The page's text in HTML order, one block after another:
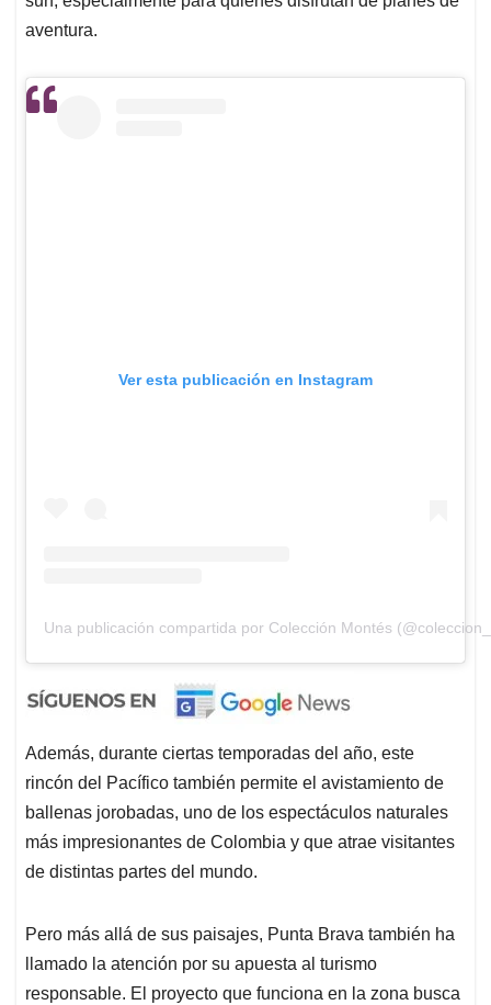
aventura.
Ver esta publicación en Instagram
Una publicación compartida por Colección Montés
Además, durante ciertas temporadas del año, este
rincón del Pacífico también permite el avistamiento de
ballenas jorobadas, uno de los espectáculos naturales
más impresionantes de Colombia y que atrae visitantes
de distintas partes del mundo.
Pero más allá de sus paisajes, Punta Brava también ha
llamado la atención por su apuesta al turismo
responsable. El proyecto que funciona en la zona busca